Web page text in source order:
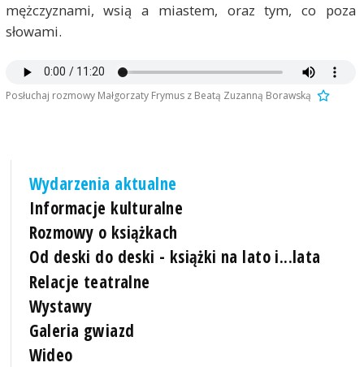
mężczyznami, wsią a miastem, oraz tym, co poza
słowami.
Posłuchaj rozmowy Małgorzaty Frymus z Beatą Zuzanną Borawską
Wydarzenia aktualne
Informacje kulturalne
Rozmowy o książkach
Od deski do deski - książki na lato i...lata
Relacje teatralne
Wystawy
Galeria gwiazd
Wideo